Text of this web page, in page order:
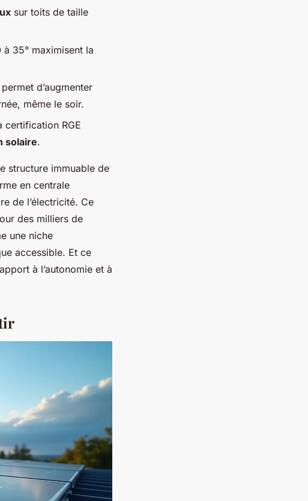
sur toits de taille
à 35° maximisent la
d’augmenter
même le soir.
certification RGE
solaire.
structure immuable de
en centrale
de l’électricité. Ce
des milliers de
une niche
accessible. Et ce
à l’autonomie et à